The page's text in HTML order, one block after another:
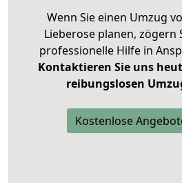
Wenn Sie einen Umzug
Lieberose planen, zögern
professionelle Hilfe in
Kontaktieren Sie uns
reibungslosen
Kostenlose